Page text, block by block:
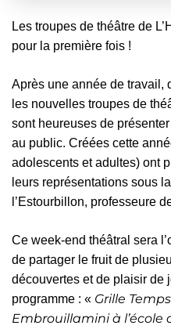
Les troupes de théâtre de
pour la première fois !
Après une année de travail,
les nouvelles troupes de
sont heureuses de
au public. Créées cette
adolescents et adultes) ont
leurs représentations sous
l’Estourbillon, professeure
Ce week-end théâtral sera
de partager le fruit de
découvertes et de plaisir de
programme : « Grille Temps
Embrouillamini à l’école